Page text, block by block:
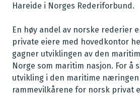
Hareide i Norges Rederiforbund.
En høy andel av norske rederier
private eiere med hovedkontor
gagner utviklingen av den
Norge som maritim nasjon. For å
utvikling i den maritime
rammevilkårene for norsk privat